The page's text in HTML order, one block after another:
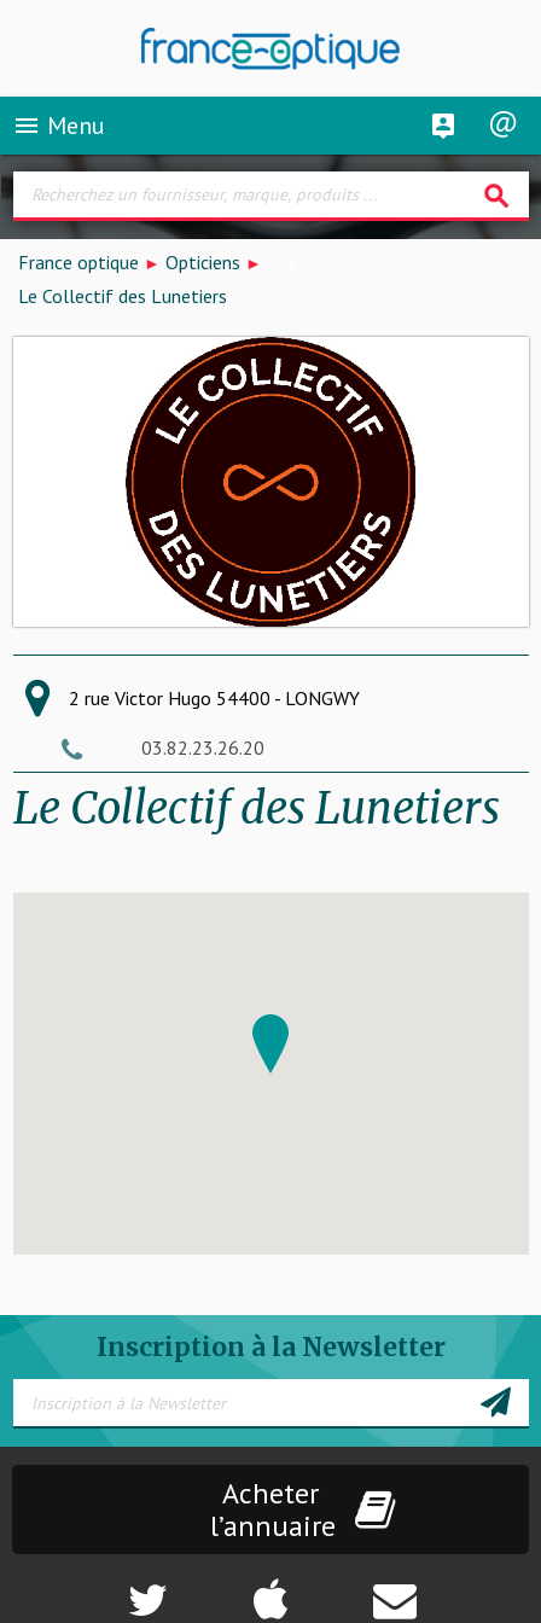
menu Menu
search
France optique
Opticiens
Le Collectif des Lunetiers
2 rue Victor Hugo 54400 - LONGWY
03.82.23.26.20
Le Collectif des Lunetiers
Inscription à la Newsletter
Acheter
l’annuaire